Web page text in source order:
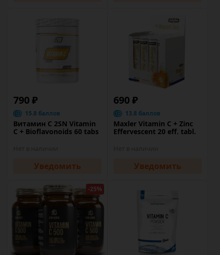
790 ₽
15.8 баллов
Витамин C 2SN Vitamin
C + Bioflavonoids 60 tabs
Уведомить
690 ₽
13.8 баллов
Maxler Vitamin C + Zinc
Effervescent 20 eff. tabl.
Уведомить
-25%